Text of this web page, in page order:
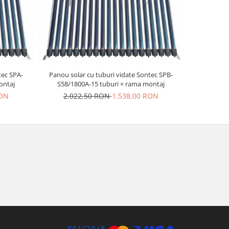
SPA-
Panou solar cu tuburi vidate Sontec SPB-
S58/1800A-15 tuburi + rama montaj
2.022,50 RON1.538,00 RON